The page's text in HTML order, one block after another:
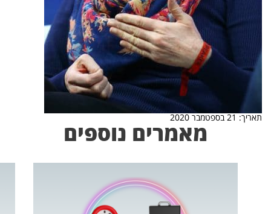
תאריך: 21 בספטמבר 2020
מאמרים נוספים